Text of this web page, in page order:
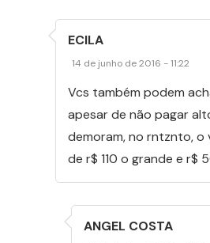
ECILA
14 de junho de 2016 - 11:22
Vcs também podem
apesar de não pagar
demoram, no rntznto, o
de r$ 110 o grande e r$
ANGEL COSTA